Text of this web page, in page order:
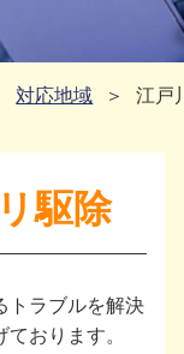
対応地域 江戸
駆除
トラブルを解決
おります。